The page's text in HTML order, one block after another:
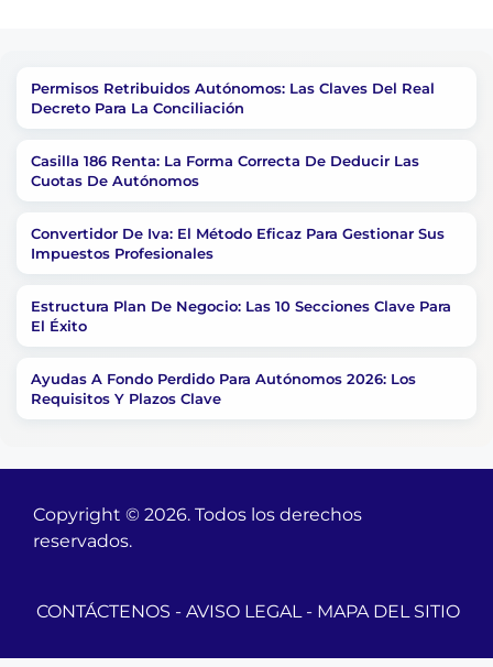
Permisos Retribuidos Autónomos: Las Claves Del Real
Decreto Para La Conciliación
Casilla 186 Renta: La Forma Correcta De Deducir Las
Cuotas De Autónomos
Convertidor De Iva: El Método Eficaz Para Gestionar Sus
Impuestos Profesionales
Estructura Plan De Negocio: Las 10 Secciones Clave Para
El Éxito
Ayudas A Fondo Perdido Para Autónomos 2026: Los
Requisitos Y Plazos Clave
Copyright © 2026. Todos los derechos
reservados.
CONTÁCTENOS - AVISO LEGAL- MAPA DEL SITIO